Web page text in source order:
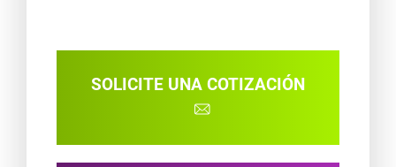
SOLICITE UNA COTIZACIÓN